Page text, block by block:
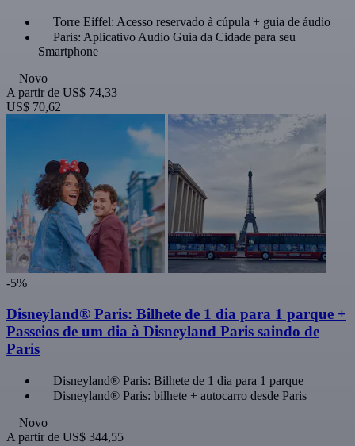
Torre Eiffel: Acesso reservado à cúpula + guia de áudio
Paris: Aplicativo Audio Guia da Cidade para seu
Smartphone
Novo
A partir de US$ 74,33
US$ 70,62
-5%
Disneyland® Paris: Bilhete de 1 dia para 1 parque +
Passeios de um dia à Disneyland Paris saindo de
Paris
Disneyland® Paris: Bilhete de 1 dia para 1 parque
Disneyland® Paris: bilhete + autocarro desde Paris
Novo
A partir de US$ 344,55